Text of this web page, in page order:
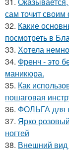
сам точит своим
32. Какие
посмотреть в
33. Хотела
34. Френч - это
маникюра.
35. Как
пошаговая
36. ФОЛЬГА для
37. Ярко
ногтей
38. Внешний вид